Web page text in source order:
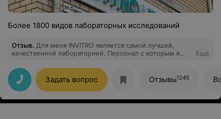
Более 1800 видов лабораторных исследований
Отзыв. Для меня INVITRO является самой лучшей,
качественной лабораторией. Персонал с которым я
своего дела!!! Спасибо за вашу заботу о своих
пациентах! Крепкого здоровья всем сотрудникам такой
замечательной компании и процветания лаборатории
INVITRO!!!
Еще
Задать вопрос Отзывы1245